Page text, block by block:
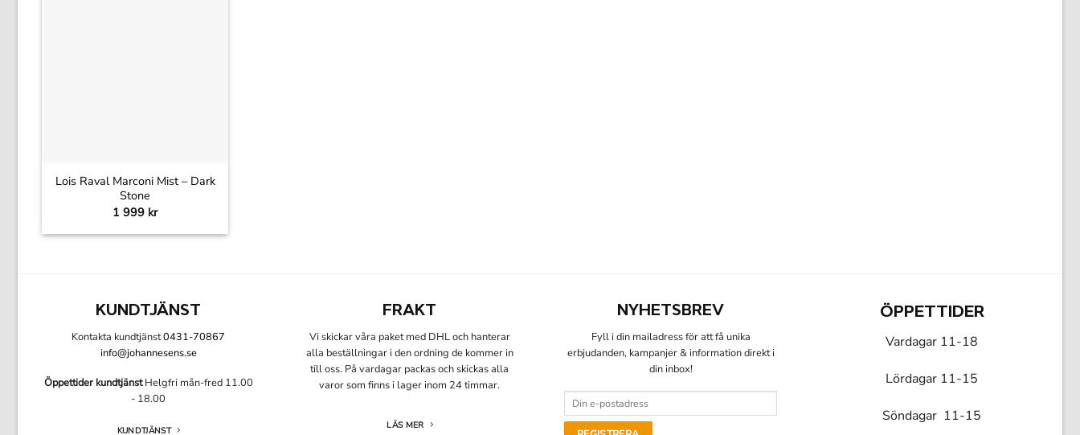
Lois Raval Marconi Mist – Dark
Stone
1 999 kr
KUNDTJÄNST
Kontakta kundtjänst0431-70867
info@johannesens.se
Öppettider kundtjänstHelgfri mån-fred 11.00
- 18.00
KUNDTJÄNST
FRAKT
Vi skickar våra paket med DHL och hanterar
alla beställningar i den ordning de kommer in
till oss. På vardagar packas och skickas alla
varor som finns i lager inom 24 timmar.
LÄS MER
NYHETSBREV
Fyll i din mailadress för att få unika
erbjudanden, kampanjer & information direkt i
din inbox!
ÖPPETTIDER
Vardagar 11-18
Lördagar 11-15
Söndagar 11-15